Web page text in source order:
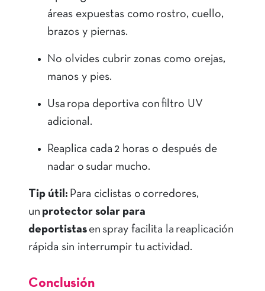
áreas expuestas como rostro, cuello,
brazos y piernas.
No olvides cubrir zonas como orejas,
manos y pies.
Usa ropa deportiva con filtro UV
adicional.
Reaplica cada 2 horas o después de
nadar o sudar mucho.
Tip útil: Para ciclistas o corredores,
un protector solar para
deportistas en spray facilita la reaplicación
rápida sin interrumpir tu actividad.
Conclusión